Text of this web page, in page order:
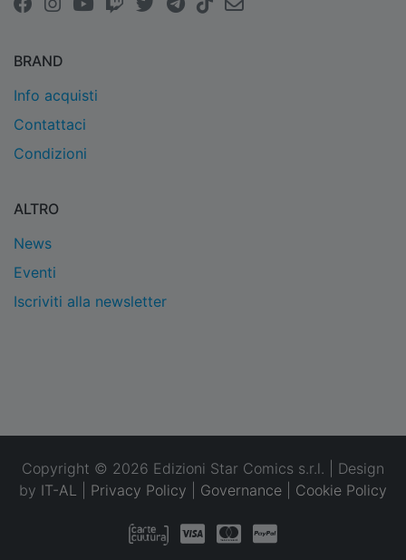
BRAND
Info acquisti
Contattaci
Condizioni
ALTRO
News
Eventi
Iscriviti alla newsletter
Copyright © 2026 Edizioni Star Comics s.r.l. | Design
by IT-AL Privacy Policy Governance Cookie Policy